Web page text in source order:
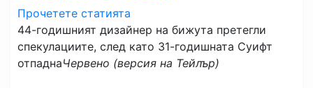
Прочетете статията
44-годишният дизайнер на бижута претегли
спекулациите, след като 31-годишната Суифт
отпаднаЧервено (версия на Тейлър)